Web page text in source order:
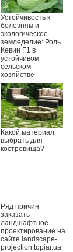
Устойчивость к
болезням и
экологическое
земледелие: Роль
Кевин F1 в
устойчивом
сельском
хозяйстве
Какой материал
выбрать для
костровища?
Ряд причин
заказать
ландшафтное
проектирование на
сайте landscape-
projection.topiar.ua